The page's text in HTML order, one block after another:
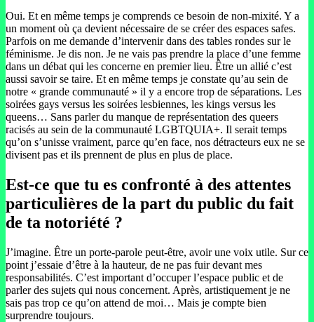
Oui. Et en même temps je comprends ce besoin de non-mixité. Y a
un moment où ça devient nécessaire de se créer des espaces safes.
Parfois on me demande d’intervenir dans des tables rondes sur le
féminisme. Je dis non. Je ne vais pas prendre la place d’une femme
dans un débat qui les concerne en premier lieu. Être un allié c’est
aussi savoir se taire. Et en même temps je constate qu’au sein de
notre « grande communauté » il y a encore trop de séparations. Les
soirées gays versus les soirées lesbiennes, les kings versus les
queens… Sans parler du manque de représentation des queers
racisés au sein de la communauté LGBTQUIA+. Il serait temps
qu’on s’unisse vraiment, parce qu’en face, nos détracteurs eux ne se
divisent pas et ils prennent de plus en plus de place.
Est-ce que tu es confronté à des attentes
particulières de la part du public du fait
de ta notoriété ?
J’imagine. Être un porte-parole peut-être, avoir une voix utile. Sur ce
point j’essaie d’être à la hauteur, de ne pas fuir devant mes
responsabilités. C’est important d’occuper l’espace public et de
parler des sujets qui nous concernent. Après, artistiquement je ne
sais pas trop ce qu’on attend de moi… Mais je compte bien
surprendre toujours.